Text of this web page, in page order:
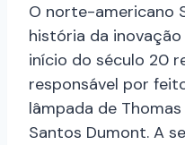
O norte-americano
história da
início do século 20
responsável por
lâmpada de
Santos Dumont. A